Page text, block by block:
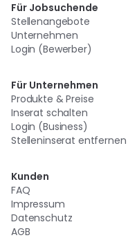
Für Jobsuchende
Stellenangebote
Unternehmen
Login (Bewerber)
Für Unternehmen
Produkte & Preise
Inserat schalten
Login (Business)
Stelleninserat entfernen
Kunden
FAQ
Impressum
Datenschutz
AGB